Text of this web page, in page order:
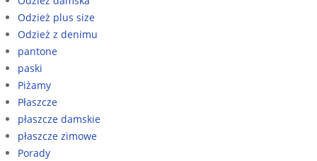
Odzież plus size
Odzież z denimu
pantone
paski
Piżamy
Płaszcze
płaszcze damskie
płaszcze zimowe
Porady